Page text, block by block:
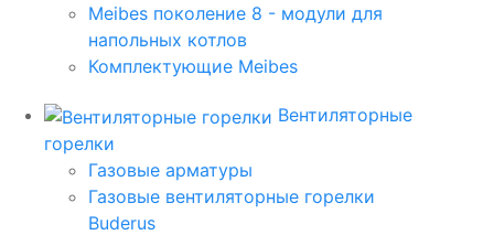
Meibes поколение 8 - модули для
напольных котлов
Комплектующие Meibes
Вентиляторные
горелки
Газовые арматуры
Газовые вентиляторные горелки
Buderus